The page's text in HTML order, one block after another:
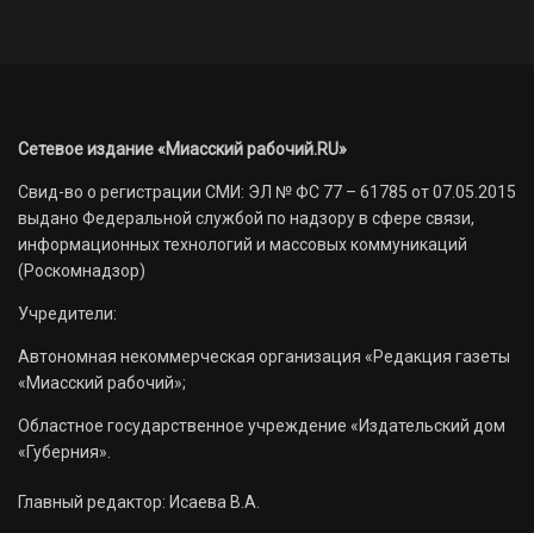
Сетевое издание «Миасский рабочий.RU»
Свид-во о регистрации СМИ: ЭЛ № ФС 77 – 61785 от 07.05.2015
выдано Федеральной службой по надзору в сфере связи,
информационных технологий и массовых коммуникаций
(Роскомнадзор)
Учредители:
Автономная некоммерческая организация «Редакция газеты
«Миасский рабочий»;
Областное государственное учреждение «Издательский дом
«Губерния».
Главный редактор: Исаева В.А.